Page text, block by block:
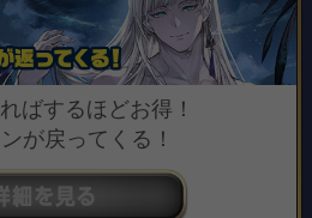
ばするほどお得！
が戻ってくる！